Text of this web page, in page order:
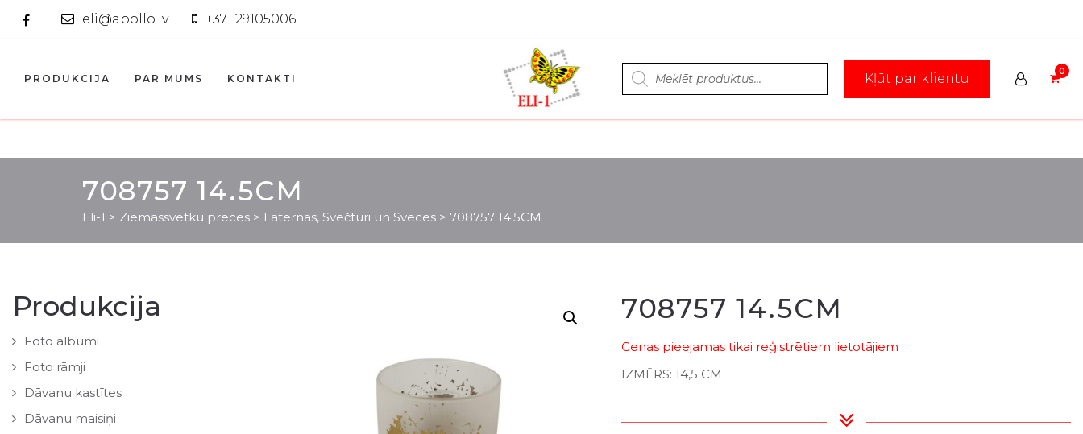
eli@apollo.lv +371 29105006
Products
search Kļūt par klientu
PRODUKCIJA PAR MUMS KONTAKTI
708757 14.5CM
Eli-1 > Ziemassvētku preces > Laternas, Svečturi un Sveces > 708757 14.5CM
Produkcija
Foto albumi
Foto rāmji
Dāvanu kastītes
Dāvanu maisiņi
708757 14.5CM
Cenas pieejamas tikai reģistrētiem lietotājiem
IZMĒRS: 14,5 CM